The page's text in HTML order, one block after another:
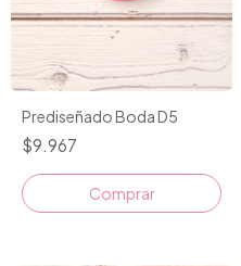
Prediseñado Boda D5
$9.967